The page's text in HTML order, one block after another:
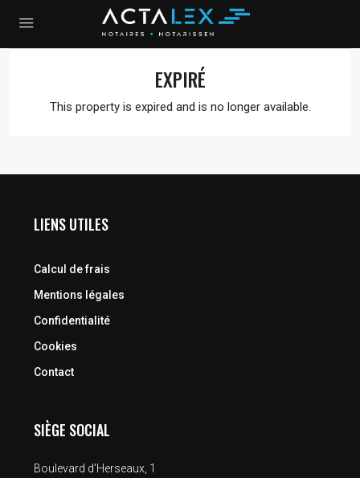
EXPIRÉ
This property is expired and is no longer available.
LIENS UTILES
Calcul de frais
Mentions légales
Confidentialité
Cookies
Contact
SIÈGE SOCIAL
Boulevard d’Herseaux, 1